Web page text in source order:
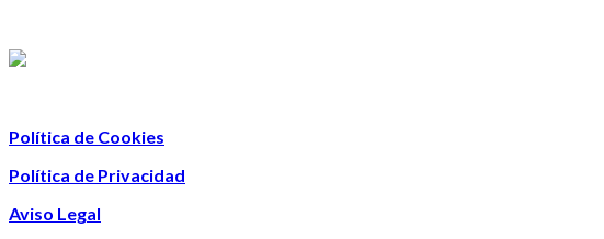
Política de Cookies
Política de Privacidad
Aviso Legal